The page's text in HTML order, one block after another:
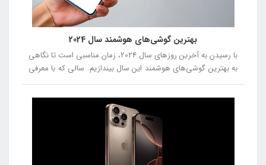
بهترین گوشی‌های هوشمند سال 2024
با رسیدن به آخرین روزهای سال 2024، زمان مناسبی است تا نگاهی
به بهترین گوشی‌های هوشمند این سال بیندازیم. سالی که با معرفی
مدل‌های جدید و نوآورانه، دنیای فناوری را تحت تأثیر قرار داد. از
دستگاه‌هایی با عملکرد بی‌نظیر، این سال با رقابت سختی بین
برندهای مختلف همراه بود. در این مقاله، بهترین گوشی‌های سال
2024 را از شماره 5 تا شماره 1 معرفی خواهیم کرد، تا شما بتوانید با
توجه به نقاط قوت و ضعف هر مدل، انتخاب بهتری داشته باشید.